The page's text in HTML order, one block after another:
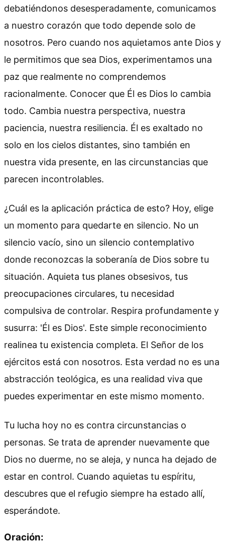
debatiéndonos desesperadamente, comunicamos
a nuestro corazón que todo depende solo de
nosotros. Pero cuando nos aquietamos ante Dios y
le permitimos que sea Dios, experimentamos una
paz que realmente no comprendemos
racionalmente. Conocer que Él es Dios lo cambia
todo. Cambia nuestra perspectiva, nuestra
paciencia, nuestra resiliencia. Él es exaltado no
solo en los cielos distantes, sino también en
nuestra vida presente, en las circunstancias que
parecen incontrolables.
¿Cuál es la aplicación práctica de esto? Hoy, elige
un momento para quedarte en silencio. No un
silencio vacío, sino un silencio contemplativo
donde reconozcas la soberanía de Dios sobre tu
situación. Aquieta tus planes obsesivos, tus
preocupaciones circulares, tu necesidad
compulsiva de controlar. Respira profundamente y
susurra: 'Él es Dios'. Este simple reconocimiento
realinea tu existencia completa. El Señor de los
ejércitos está con nosotros. Esta verdad no es una
abstracción teológica, es una realidad viva que
puedes experimentar en este mismo momento.
Tu lucha hoy no es contra circunstancias o
personas. Se trata de aprender nuevamente que
Dios no duerme, no se aleja, y nunca ha dejado de
estar en control. Cuando aquietas tu espíritu,
descubres que el refugio siempre ha estado allí,
esperándote.
Oración: